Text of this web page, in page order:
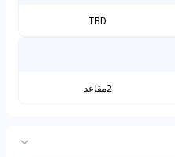
TBD
2مقاعد